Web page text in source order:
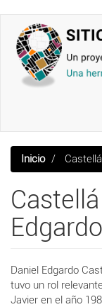
contenido
principal
Inicio
Edgardo
Daniel Edgardo
tuvo un rol
Javier en el año